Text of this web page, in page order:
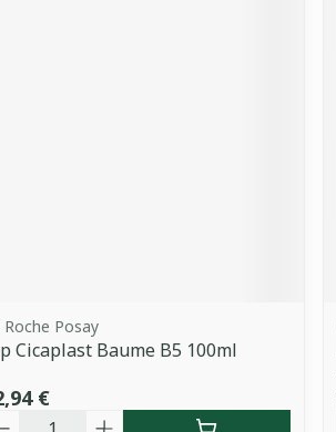
Roche Posay
Cicaplast Baume B5 100ml
€